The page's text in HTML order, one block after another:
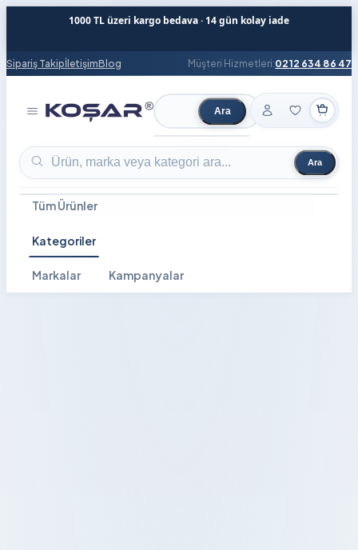
1000 TL üzeri kargo bedava · 14 gün kolay iade
Sipariş TakipİletişimBlog Müşteri Hizmetleri:0212 634 86 47
Ürün ara Ara
Ürün ara Ara
Tüm Ürünler
Kategoriler
Markalar Kampanyalar